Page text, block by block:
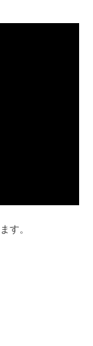
す。